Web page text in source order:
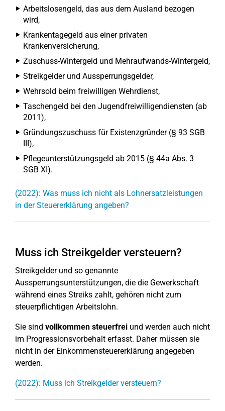
Arbeitslosengeld, das aus dem Ausland bezogen
wird,
Krankentagegeld aus einer privaten
Krankenversicherung,
Zuschuss-Wintergeld und Mehraufwands-Wintergeld,
Streikgelder und Aussperrungsgelder,
Wehrsold beim freiwilligen Wehrdienst,
Taschengeld bei den Jugendfreiwilligendiensten (ab
2011),
Gründungszuschuss für Existenzgründer (§ 93 SGB
III),
Pflegeunterstützungsgeld ab 2015 (§ 44a Abs. 3
SGB XI).
(2022): Was muss ich nicht als Lohnersatzleistungen
in der Steuererklärung angeben?
Muss ich Streikgelder versteuern?
Streikgelder und so genannte
Aussperrungsunterstützungen, die die Gewerkschaft
während eines Streiks zahlt, gehören nicht zum
steuerpflichtigen Arbeitslohn.
Sie sind vollkommen steuerfrei und werden auch nicht
im Progressionsvorbehalt erfasst. Daher müssen sie
nicht in der Einkommensteuererklärung angegeben
werden.
(2022): Muss ich Streikgelder versteuern?